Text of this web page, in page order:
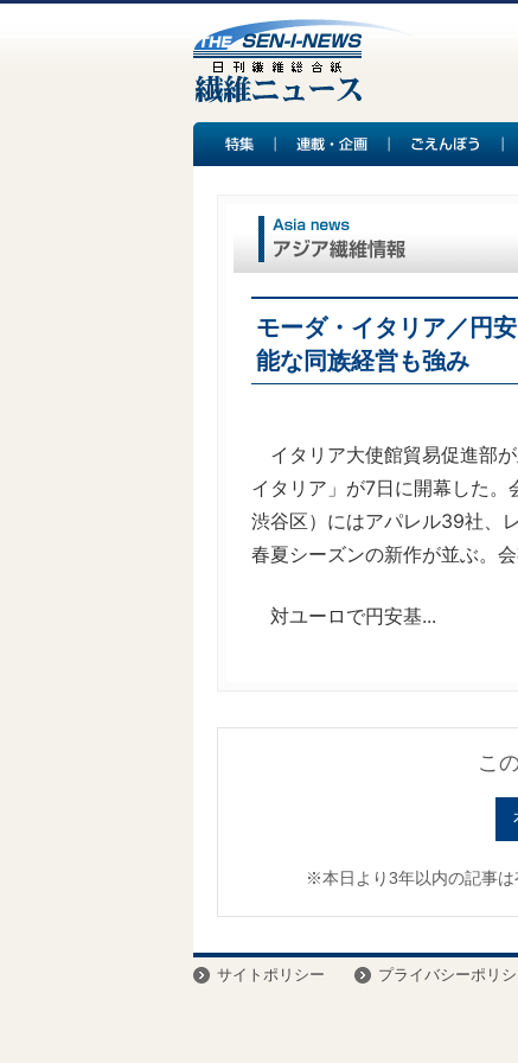
モーダ・イタリア／円
能な同族経営も強み
イタリア大使館貿易促進部
イタリア」が7日に開幕した
渋谷区）にはアパレル39社、
春夏シーズンの新作が並ぶ。会
対ユーロで円安基...
こ
※本日より3年以内の記事は
サイトポリシー プライバシーポリ